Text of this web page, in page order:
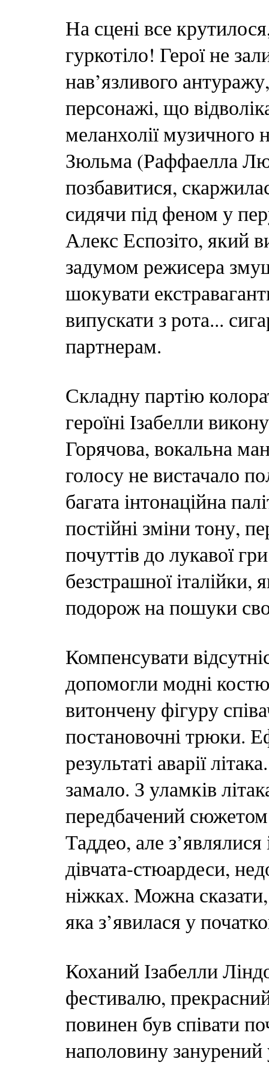
На сцені все
гуркотіло! Герої не
нав’язливого
персонажі, що
меланхолії
Зюльма (Раффаелла
позбавитися,
сидячи під феном у
Алекс Еспозіто, який
задумом режисера
шокувати
випускати з рота...
партнерам.
Складну партію
героїні Ізабелли
Горячова, вокальна
голосу не вистачало
багата інтонаційна
постійні зміни тону,
почуттів до лукавої
безстрашної
подорож на пошуки
Компенсувати
допомогли модні
витончену фігуру
постановочні трюки.
результаті аварії
замало. З уламків
передбачений
Таддео, але з’являлися
дівчата-стюардеси,
ніжках. Можна
яка з’явилася у
Коханий Ізабелли
фестивалю,
повинен був співати
наполовину занурений